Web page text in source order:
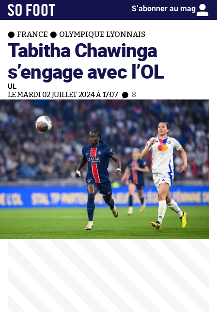
S’abonner au mag
FRANCE OLYMPIQUE LYONNAIS
Tabitha Chawinga
s’engage avec l’OL
UL
LE MARDI 02 JUILLET 2024 À 17:07 8